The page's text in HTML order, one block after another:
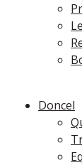
Doncel